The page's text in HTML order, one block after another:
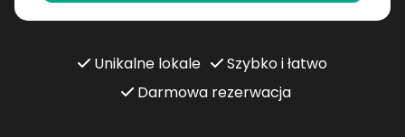
Unikalne lokale
Szybko i łatwo
Darmowa rezerwacja